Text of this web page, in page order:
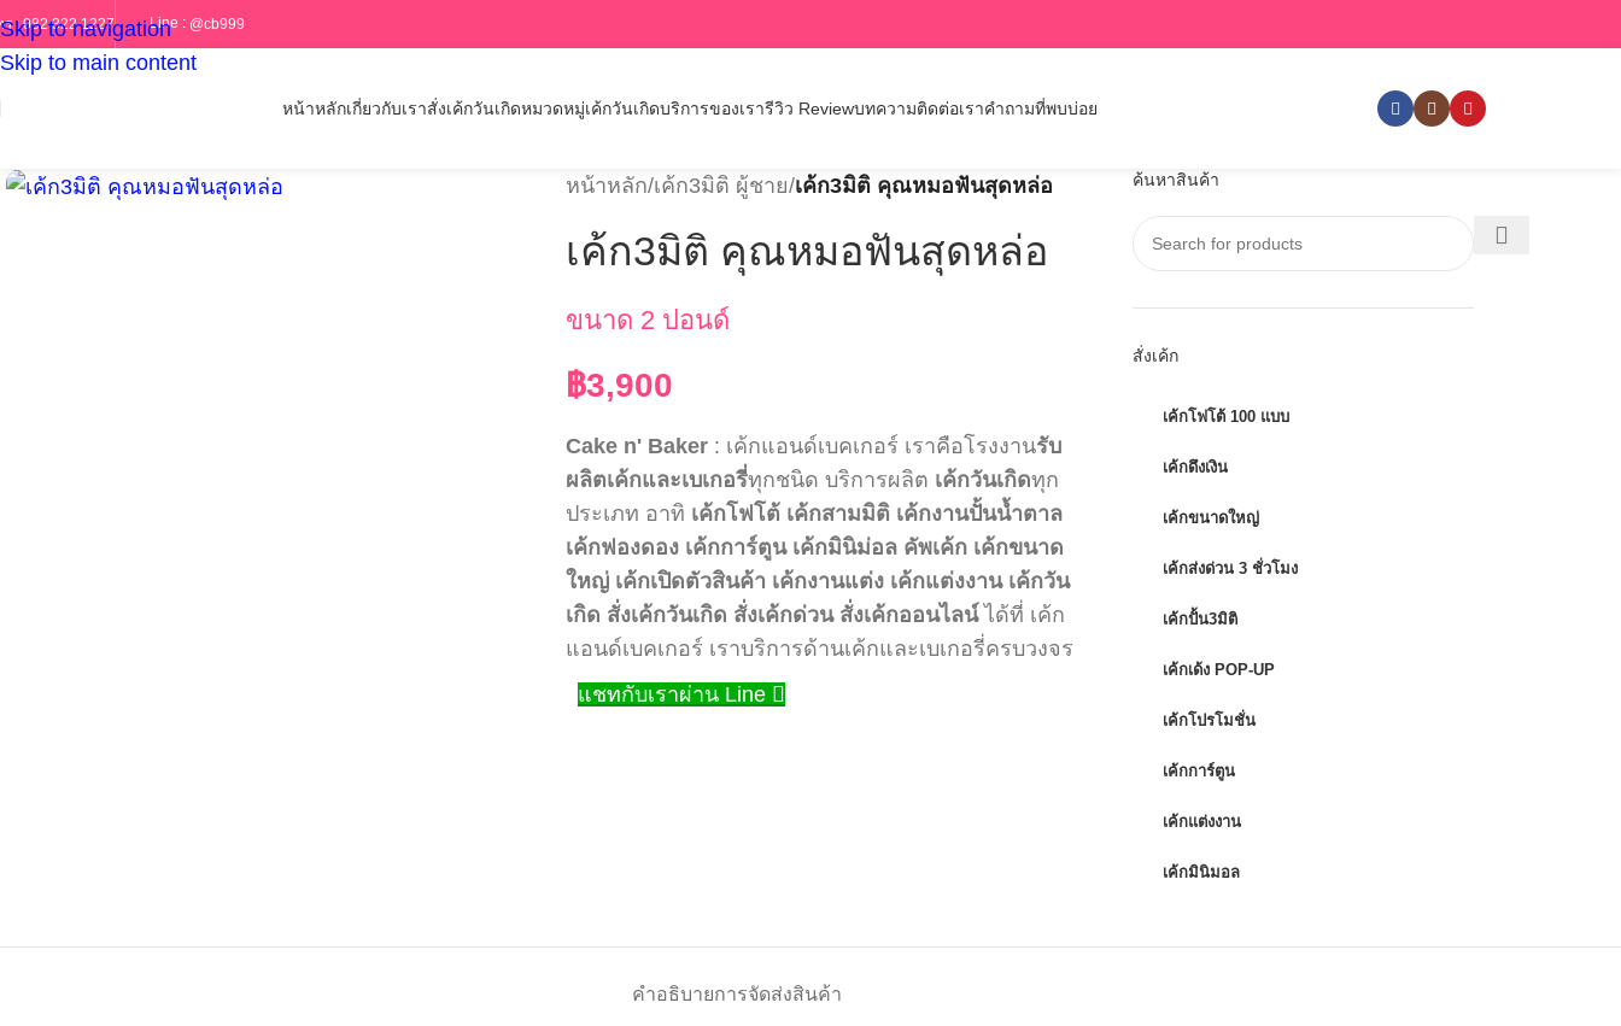
Skip to navigation
Skip to main content
ร : 082 322 1227 Line : @cb999
หน้าหลักเกี่ยวกับเราสั่งเค้กวันเกิดหมวดหมู่เค้กวันเกิดบริการของเรารีวิว Reviewบทความติดต่อเราคำถามที่พบบ่อย
หน้าหลัก/เค้ก3มิติ ผู้ชาย/เค้ก3มิติ คุณหมอฟันสุดหล่อ
เค้ก3มิติ คุณหมอฟันสุดหล่อ
ขนาด 2 ปอนด์
฿3,900
Cake n' Baker : เค้กแอนด์เบคเกอร์ เราคือโรงงานรับ
ผลิตเค้กและเบเกอรี่ทุกชนิด บริการผลิต เค้กวันเกิดทุก
ประเภท อาทิ เค้กโฟโต้ เค้กสามมิติ เค้กงานปั้นน้ำตาล
เค้กฟองดอง เค้กการ์ตูน เค้กมินิม่อล คัพเค้ก เค้กขนาด
ใหญ่ เค้กเปิดตัวสินค้า เค้กงานแต่ง เค้กแต่งงาน เค้กวัน
เกิด สั่งเค้กวันเกิด สั่งเค้กด่วน สั่งเค้กออนไลน์ได้ที่ เค้ก
แอนด์เบคเกอร์ เราบริการด้านเค้กและเบเกอรี่ครบวงจร
แชทกับเราผ่าน Line
ค้นหาสินค้า
สั่งเค้ก
เค้กโฟโต้ 100 แบบ
เค้กดึงเงิน
เค้กขนาดใหญ่
เค้กส่งด่วน 3 ชั่วโมง
เค้กปั้น3มิติ
เค้กเด้ง POP-UP
เค้กโปรโมชั่น
เค้กการ์ตูน
เค้กแต่งงาน
เค้กมินิมอล
คำอธิบายการจัดส่งสินค้า